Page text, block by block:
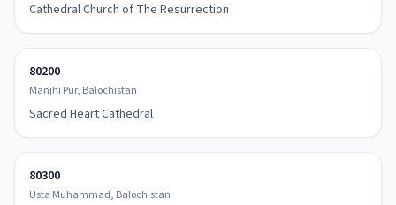
Cathedral Church of The Resurrection
80200
Manjhi Pur, Balochistan
Sacred Heart Cathedral
80300
Usta Muhammad, Balochistan